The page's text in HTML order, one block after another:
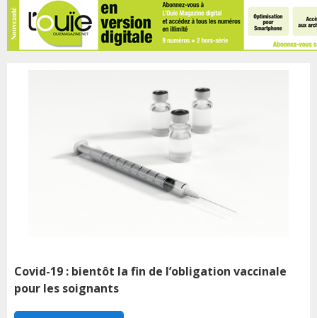
Covid-19 : bientôt la fin de l’obligation vaccinale
pour les soignants